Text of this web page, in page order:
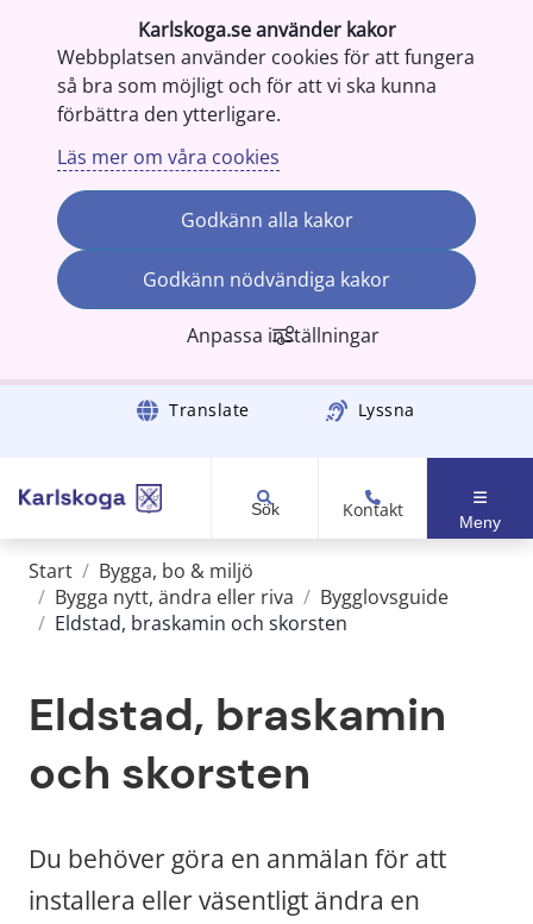
Karlskoga.se använder kakor
Webbplatsen använder cookies för att fungera
så bra som möjligt och för att vi ska kunna
förbättra den ytterligare.
Läs mer om våra cookies
Godkänn alla kakor
Godkänn nödvändiga kakor
Anpassa inställningar
Gå till innehåll Translate Lyssna
Sök Kontakt
Meny
Start / Bygga, bo & miljö
/ Bygga nytt, ändra eller riva / Bygglovsguide
/ Eldstad, braskamin och skorsten
Eldstad, braskamin
och skorsten
Du behöver göra en anmälan för att
installera eller väsentligt ändra en